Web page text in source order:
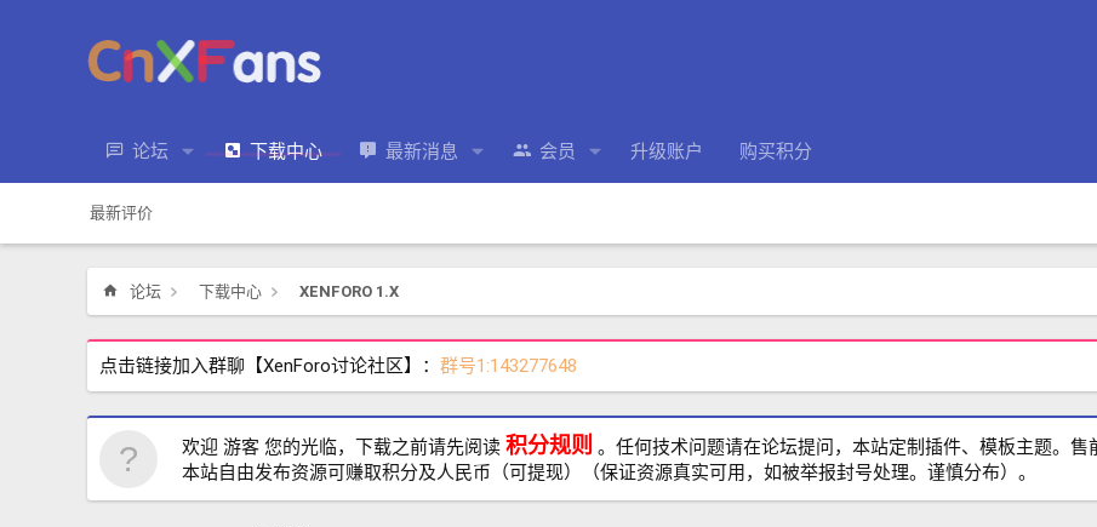
论坛 下载中心 最新消息 会员 升级账户 购买积分
最新评价
论坛 下载中心 XENFORO 1.X
点击链接加入群聊【XenForo讨论社区】： 群号1:143277648
欢迎 游客 您的光临，下载之前请先阅读 积分规则 。任何技术问题请在论坛提问，本站定制插件、模板主题。售
本站自由发布资源可赚取积分及人民币（可提现）（保证资源真实可用，如被举报封号处理。谨慎分布）。